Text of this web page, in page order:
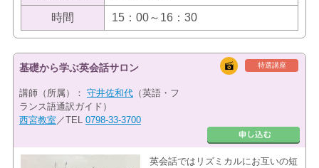
時間 15：00～16：30
特選講座
基礎から学ぶ英会話サロン
講師（所属）： 守井佐和代（英語・フ
ランス語通訳ガイド）
西宮教室 ／TEL 0798-33-3700
英会話ではリズミカルにお互いの短